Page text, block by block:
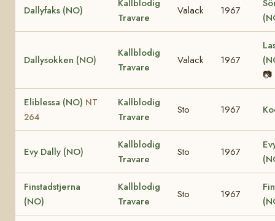
Dallyfaks (NO)
Kallblodig
Travare
Valack 1967
Dallysokken (NO)
Kallblodig
Travare
Valack 1967
📷
Eliblessa (NO) NT
264
Kallblodig
Travare
Sto 1967
Evy Dally (NO)
Kallblodig
Travare
Sto 1967
Finstadstjerna
(NO)
Kallblodig
Travare
Sto 1967